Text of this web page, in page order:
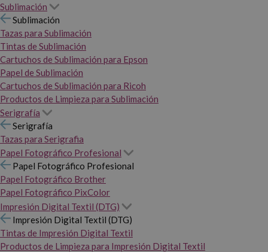
Sublimación
Sublimación
Tazas para Sublimación
Tintas de Sublimación
Cartuchos de Sublimación para Epson
Papel de Sublimación
Cartuchos de Sublimación para Ricoh
Productos de Limpieza para Sublimación
Serigrafía
Serigrafía
Tazas para Serigrafia
Papel Fotográfico Profesional
Papel Fotográfico Profesional
Papel Fotográfico Brother
Papel Fotográfico PixColor
Impresión Digital Textil (DTG)
Impresión Digital Textil (DTG)
Tintas de Impresión Digital Textil
Productos de Limpieza para Impresión Digital Textil